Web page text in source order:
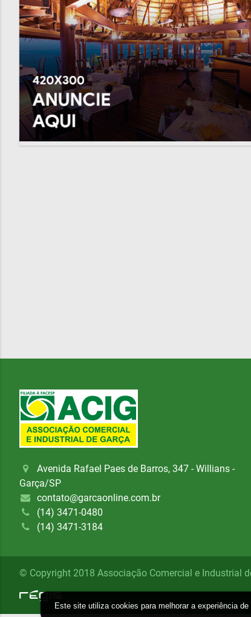
Avenida Rafael Paes de Barros, 347 - Willians -
Garça/SP
contato@garcaonline.com.br
(14) 3471-0480
(14) 3471-3184
© Copyright 2018 Associação Comercial e Industrial
Este site utiliza cookies para melhorar a experiência